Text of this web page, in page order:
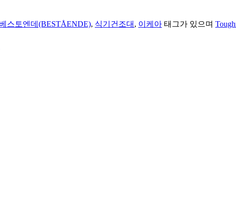
베스토엔데(BESTÅENDE), 식기건조대 , 이케아 태그가 있으며